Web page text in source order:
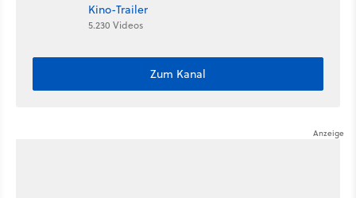
Kino-Trailer
5.230 Videos
Zum Kanal